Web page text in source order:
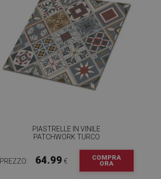
PIASTRELLE IN VINILE
PATCHWORK TURCO
PREZZO: 64.99 €
COMPRA
ORA